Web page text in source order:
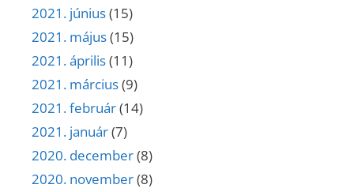
2021. június(15)
2021. május(15)
2021. április(11)
2021. március(9)
2021. február(14)
2021. január(7)
2020. december(8)
2020. november(8)